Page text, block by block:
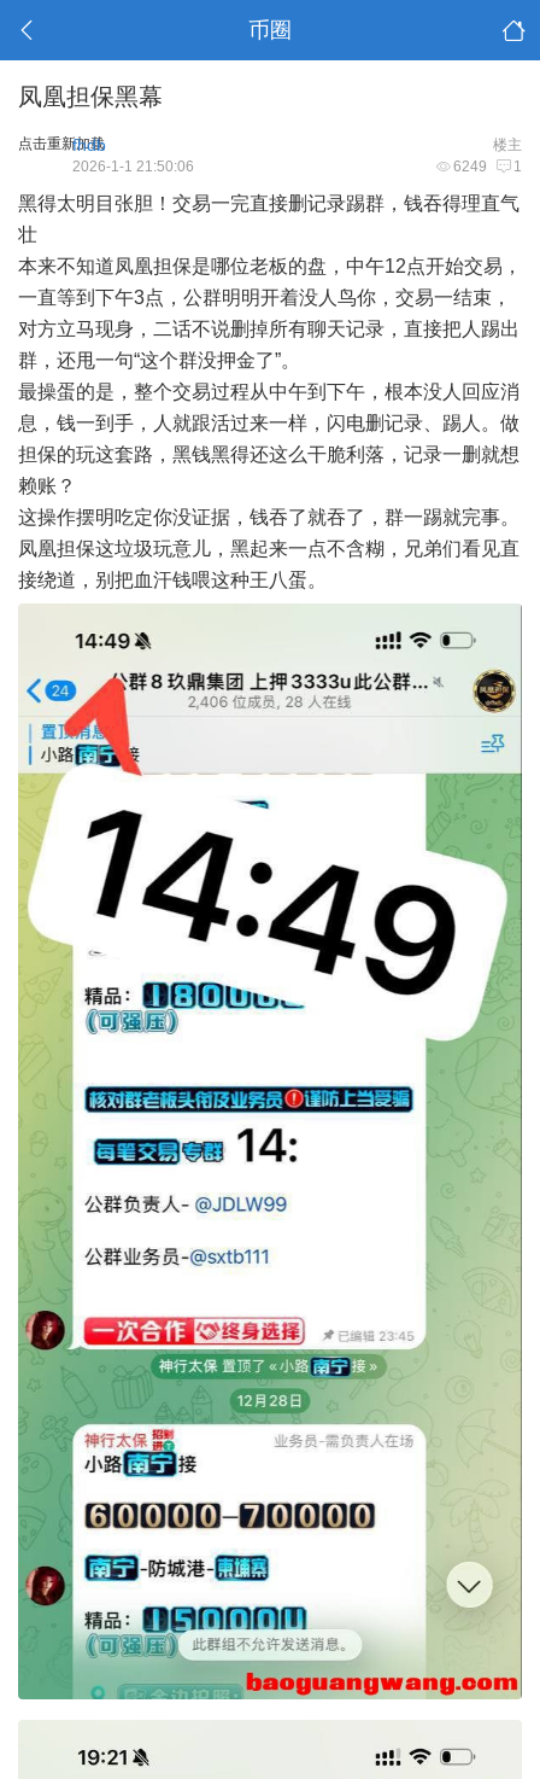
币圈
凤凰担保黑幕
点击重新加载 楼主
fhdb
6249 1
2026-1-1 21:50:06
黑得太明目张胆！交易一完直接删记录踢群，钱吞得理直气
壮
本来不知道凤凰担保是哪位老板的盘，中午12点开始交易，
一直等到下午3点，公群明明开着没人鸟你，交易一结束，
对方立马现身，二话不说删掉所有聊天记录，直接把人踢出
群，还甩一句“这个群没押金了”。
最操蛋的是，整个交易过程从中午到下午，根本没人回应消
息，钱一到手，人就跟活过来一样，闪电删记录、踢人。做
担保的玩这套路，黑钱黑得还这么干脆利落，记录一删就想
赖账？
这操作摆明吃定你没证据，钱吞了就吞了，群一踢就完事。
凤凰担保这垃圾玩意儿，黑起来一点不含糊，兄弟们看见直
接绕道，别把血汗钱喂这种王八蛋。